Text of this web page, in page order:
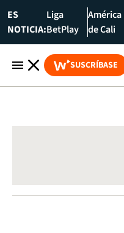
ES
NOTICIA:
Liga
BetPlay
América
de Cali
SUSCRÍBASE